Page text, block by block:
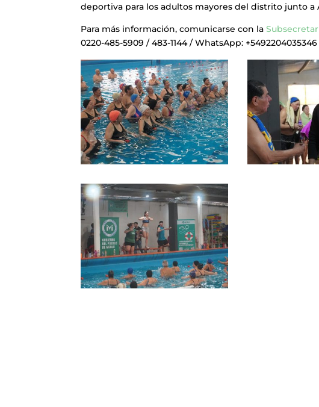
deportiva para los adultos mayores del distrito junto a
Para más información, comunicarse con la
0220-485-5909 / 483-1144 / WhatsApp: +5492204035346